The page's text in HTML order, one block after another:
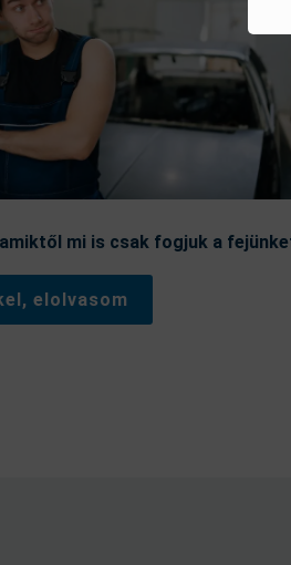
mi is csak fogjuk a
elolvasom